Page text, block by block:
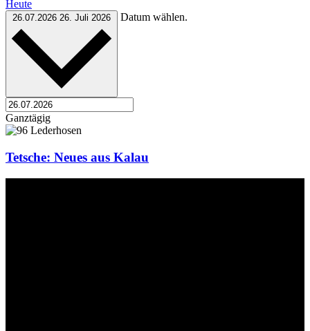
Heute
26.07.2026 26. Juli 2026 Datum wählen.
Ganztägig
Tetsche: Neues aus Kalau